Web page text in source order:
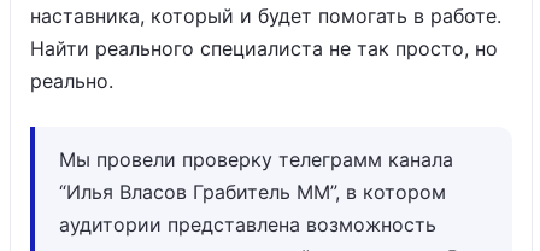
наставника, который и будет помогать в работе.
Найти реального специалиста не так просто, но
реально.
Мы провели проверку телеграмм канала
“Илья Власов Грабитель ММ”, в котором
аудитории представлена возможность